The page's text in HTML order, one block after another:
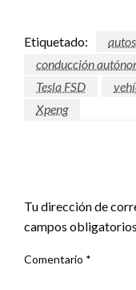
Etiquetado:
conducción
Tesla FSD
Xpeng
Tu dirección de
campos
Comentario *